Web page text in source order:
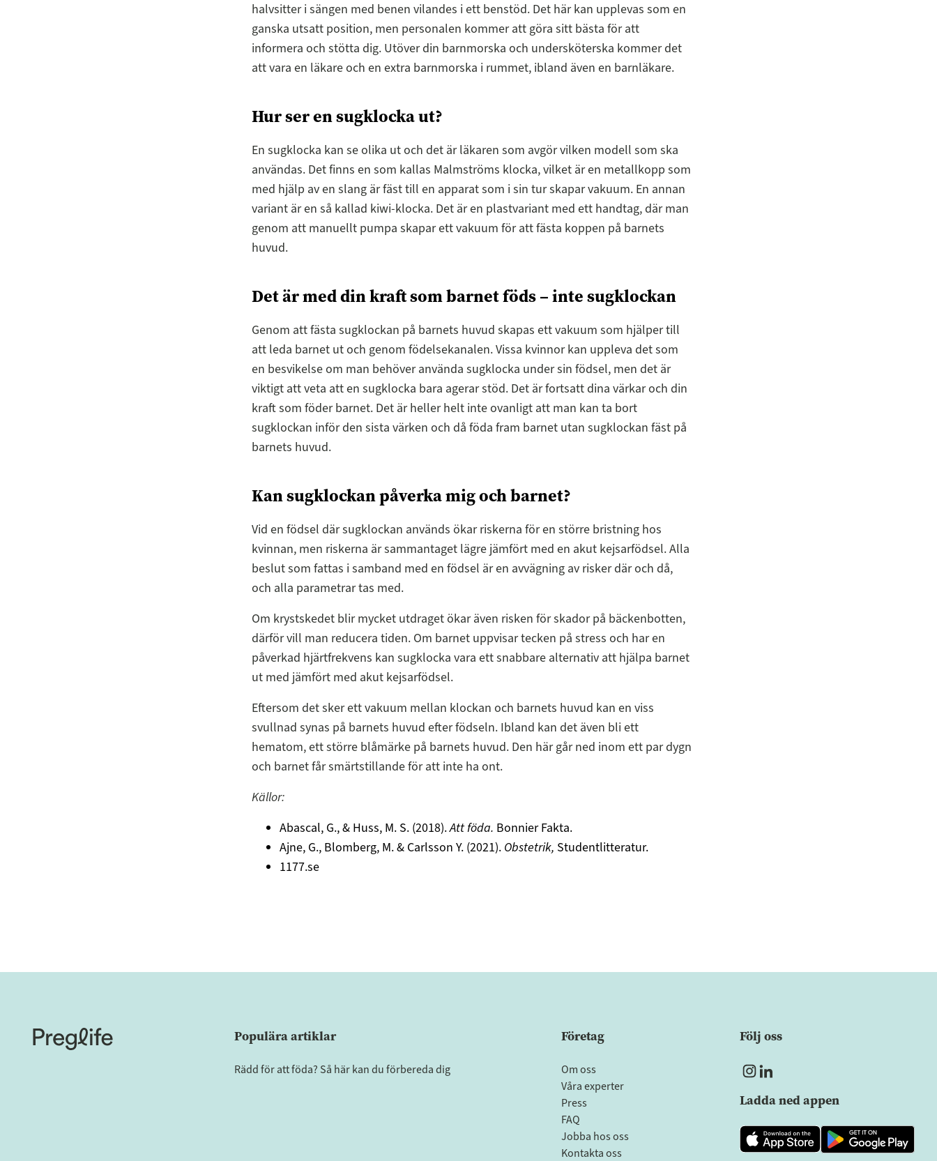
halvsitter i sängen med benen vilandes i ett benstöd. Det här kan upplevas som en
ganska utsatt position, men personalen kommer att göra sitt bästa för att
informera och stötta dig. Utöver din barnmorska och undersköterska kommer det
att vara en läkare och en extra barnmorska i rummet, ibland även en barnläkare.
Hur ser en sugklocka ut?
En sugklocka kan se olika ut och det är läkaren som avgör vilken modell som ska
användas. Det finns en som kallas Malmströms klocka, vilket är en metallkopp som
med hjälp av en slang är fäst till en apparat som i sin tur skapar vakuum. En annan
variant är en så kallad kiwi-klocka. Det är en plastvariant med ett handtag, där man
genom att manuellt pumpa skapar ett vakuum för att fästa koppen på barnets
huvud.
Det är med din kraft som barnet föds – inte sugklockan
Genom att fästa sugklockan på barnets huvud skapas ett vakuum som hjälper till
att leda barnet ut och genom födelsekanalen. Vissa kvinnor kan uppleva det som
en besvikelse om man behöver använda sugklocka under sin födsel, men det är
viktigt att veta att en sugklocka bara agerar stöd. Det är fortsatt dina värkar och din
kraft som föder barnet. Det är heller helt inte ovanligt att man kan ta bort
sugklockan inför den sista värken och då föda fram barnet utan sugklockan fäst på
barnets huvud.
Kan sugklockan påverka mig och barnet?
Vid en födsel där sugklockan används ökar riskerna för en större bristning hos
kvinnan, men riskerna är sammantaget lägre jämfört med en akut kejsarfödsel. Alla
beslut som fattas i samband med en födsel är en avvägning av risker där och då,
och alla parametrar tas med.
Om krystskedet blir mycket utdraget ökar även risken för skador på bäckenbotten,
därför vill man reducera tiden. Om barnet uppvisar tecken på stress och har en
påverkad hjärtfrekvens kan sugklocka vara ett snabbare alternativ att hjälpa barnet
ut med jämfört med akut kejsarfödsel.
Eftersom det sker ett vakuum mellan klockan och barnets huvud kan en viss
svullnad synas på barnets huvud efter födseln. Ibland kan det även bli ett
hematom, ett större blåmärke på barnets huvud. Den här går ned inom ett par dygn
och barnet får smärtstillande för att inte ha ont.
Källor:
Abascal, G., & Huss, M. S. (2018).Att föda. Bonnier Fakta.
Ajne, G., Blomberg, M. & Carlsson Y. (2021). Obstetrik, Studentlitteratur.
1177.se
Populära artiklar
Rädd för att föda? Så här kan du förbereda dig
Företag
Om oss
Våra experter
Press
FAQ
Jobba hos oss
Kontakta oss
Följ oss
Ladda ned appen